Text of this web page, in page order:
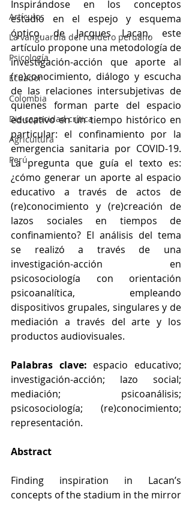
Artículos
La vanguardia del rondero peruano
Psicología
Ecuador
Colombia
Dis-capacidad crítica
Agricultura
Perú
Inspirándose en los conceptos
estadio en el espejo y esquema
óptico, de Jacques Lacan, este
artículo propone una metodología de
investigación-acción que aporte al
(re)conocimiento, diálogo y escucha
de las relaciones intersubjetivas de
quienes forman parte del espacio
educativo en un tiempo histórico en
particular: el confinamiento por la
emergencia sanitaria por COVID-19.
La pregunta que guía el texto es:
¿cómo generar un aporte al espacio
educativo a través de actos de
(re)conocimiento y (re)creación de
lazos sociales en tiempos de
confinamiento? El análisis del tema
se realizó a través de una
investigación-acción en
psicosociología con orientación
psicoanalítica, empleando
dispositivos grupales, singulares y de
mediación a través del arte y los
productos audiovisuales.
Palabras clave: espacio educativo;
investigación-acción; lazo social;
mediación; psicoanálisis;
psicosociología; (re)conocimiento;
representación.
Abstract
Finding inspiration in Lacan’s
concepts of the stadium in the mirror